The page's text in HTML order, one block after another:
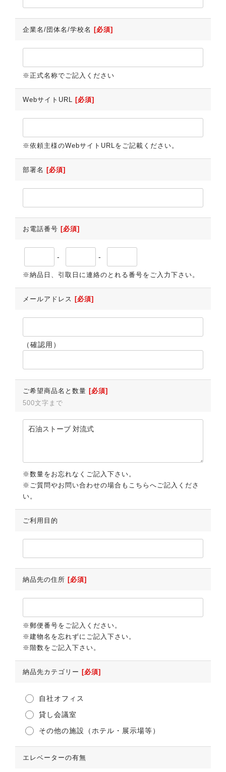
企業名/団体名/学校名 [必須]
※正式名称でご記入ください
WebサイトURL [必須]
※依頼主様のWebサイトURLをご記載ください。
部署名 [必須]
お電話番号 [必須]
- -
※納品日、引取日に連絡のとれる番号をご入力下さい。
メールアドレス [必須]
（確認用）
ご希望商品名と数量 [必須]
500文字まで
※数量をお忘れなくご記入下さい。
※ご質問やお問い合わせの場合もこちらへご記入くださ
い。
ご利用目的
納品先の住所 [必須]
※郵便番号をご記入ください。
※建物名を忘れずにご記入下さい。
※階数をご記入下さい。
納品先カテゴリー [必須]
自社オフィス
貸し会議室
その他の施設（ホテル・展示場等）
エレベーターの有無